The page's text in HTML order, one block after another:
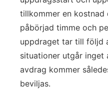
tillkommer en
påbörjad timme och
uppdraget tar till följd
situationer utgår inget
avdrag kommer
beviljas.